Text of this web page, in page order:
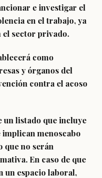
e investigar el
en el trabajo, ya
el sector privado.
como
y órganos del
contra el acoso
un listado que incluye
implican menoscabo
que no serán
En caso de que
un espacio laboral,